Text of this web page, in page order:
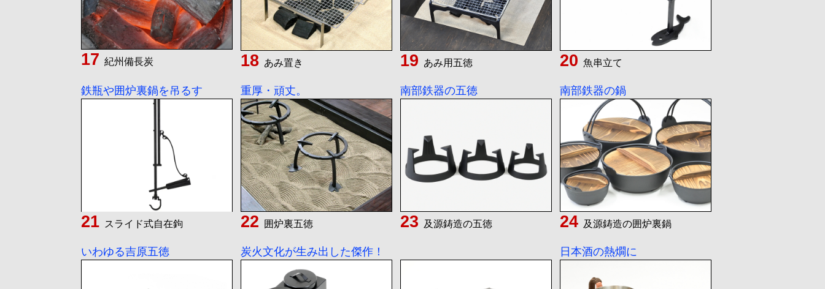
紀州備長炭 あみ置き あみ用五徳 魚串立て
鉄瓶や囲炉裏鍋を吊るす
スライド式自在鉤
重厚・頑丈。
囲炉裏五徳
南部鉄器の五徳
及源鋳造の五徳
南部鉄器の鍋
及源鋳造の囲炉裏鍋
いわゆる吉原五徳 炭火文化が生み出した傑作！ 日本酒の熱燗に